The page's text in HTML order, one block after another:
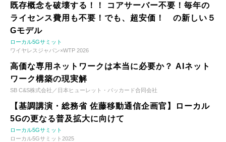
既存概念を破壊する！！ コアサーバー不要！毎年の
ライセンス費用も不要！でも、超安価！ の新しい５
Gモデル
ローカル5Gサミット
ワイヤレスジャパン×WTP 2026
高価な専用ネットワークは本当に必要か？ AIネット
ワーク構築の現実解
SB C&S株式会社／日本ヒューレット・パッカード合同会社
【基調講演・総務省 佐藤移動通信企画官】ローカル
5Gの更なる普及拡大に向けて
ローカル5Gサミット
ローカル5Gサミット2025